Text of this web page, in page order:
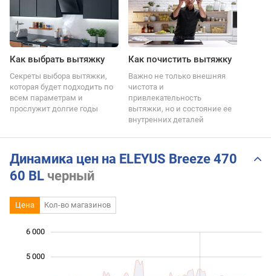
Как выбрать вытяжку
Секреты выбора вытяжки,
которая будет подходить по
всем параметрам и
прослужит долгие годы
Как почистить вытяжку
Важно не только внешняя
чистота и
привлекательность
вытяжки, но и состояние ее
внутренних деталей
Динамика цен на ELEYUS Breeze 470
60 BL черный
Цена Кол-во магазинов
5 000
6 000